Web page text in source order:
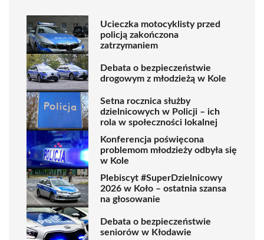
Ucieczka motocyklisty przed
policją zakończona
zatrzymaniem
Debata o bezpieczeństwie
drogowym z młodzieżą w Kole
Setna rocznica służby
dzielnicowych w Policji – ich
rola w społeczności lokalnej
Konferencja poświęcona
problemom młodzieży odbyła się
w Kole
Plebiscyt #SuperDzielnicowy
2026 w Koło – ostatnia szansa
na głosowanie
Debata o bezpieczeństwie
seniorów w Kłodawie